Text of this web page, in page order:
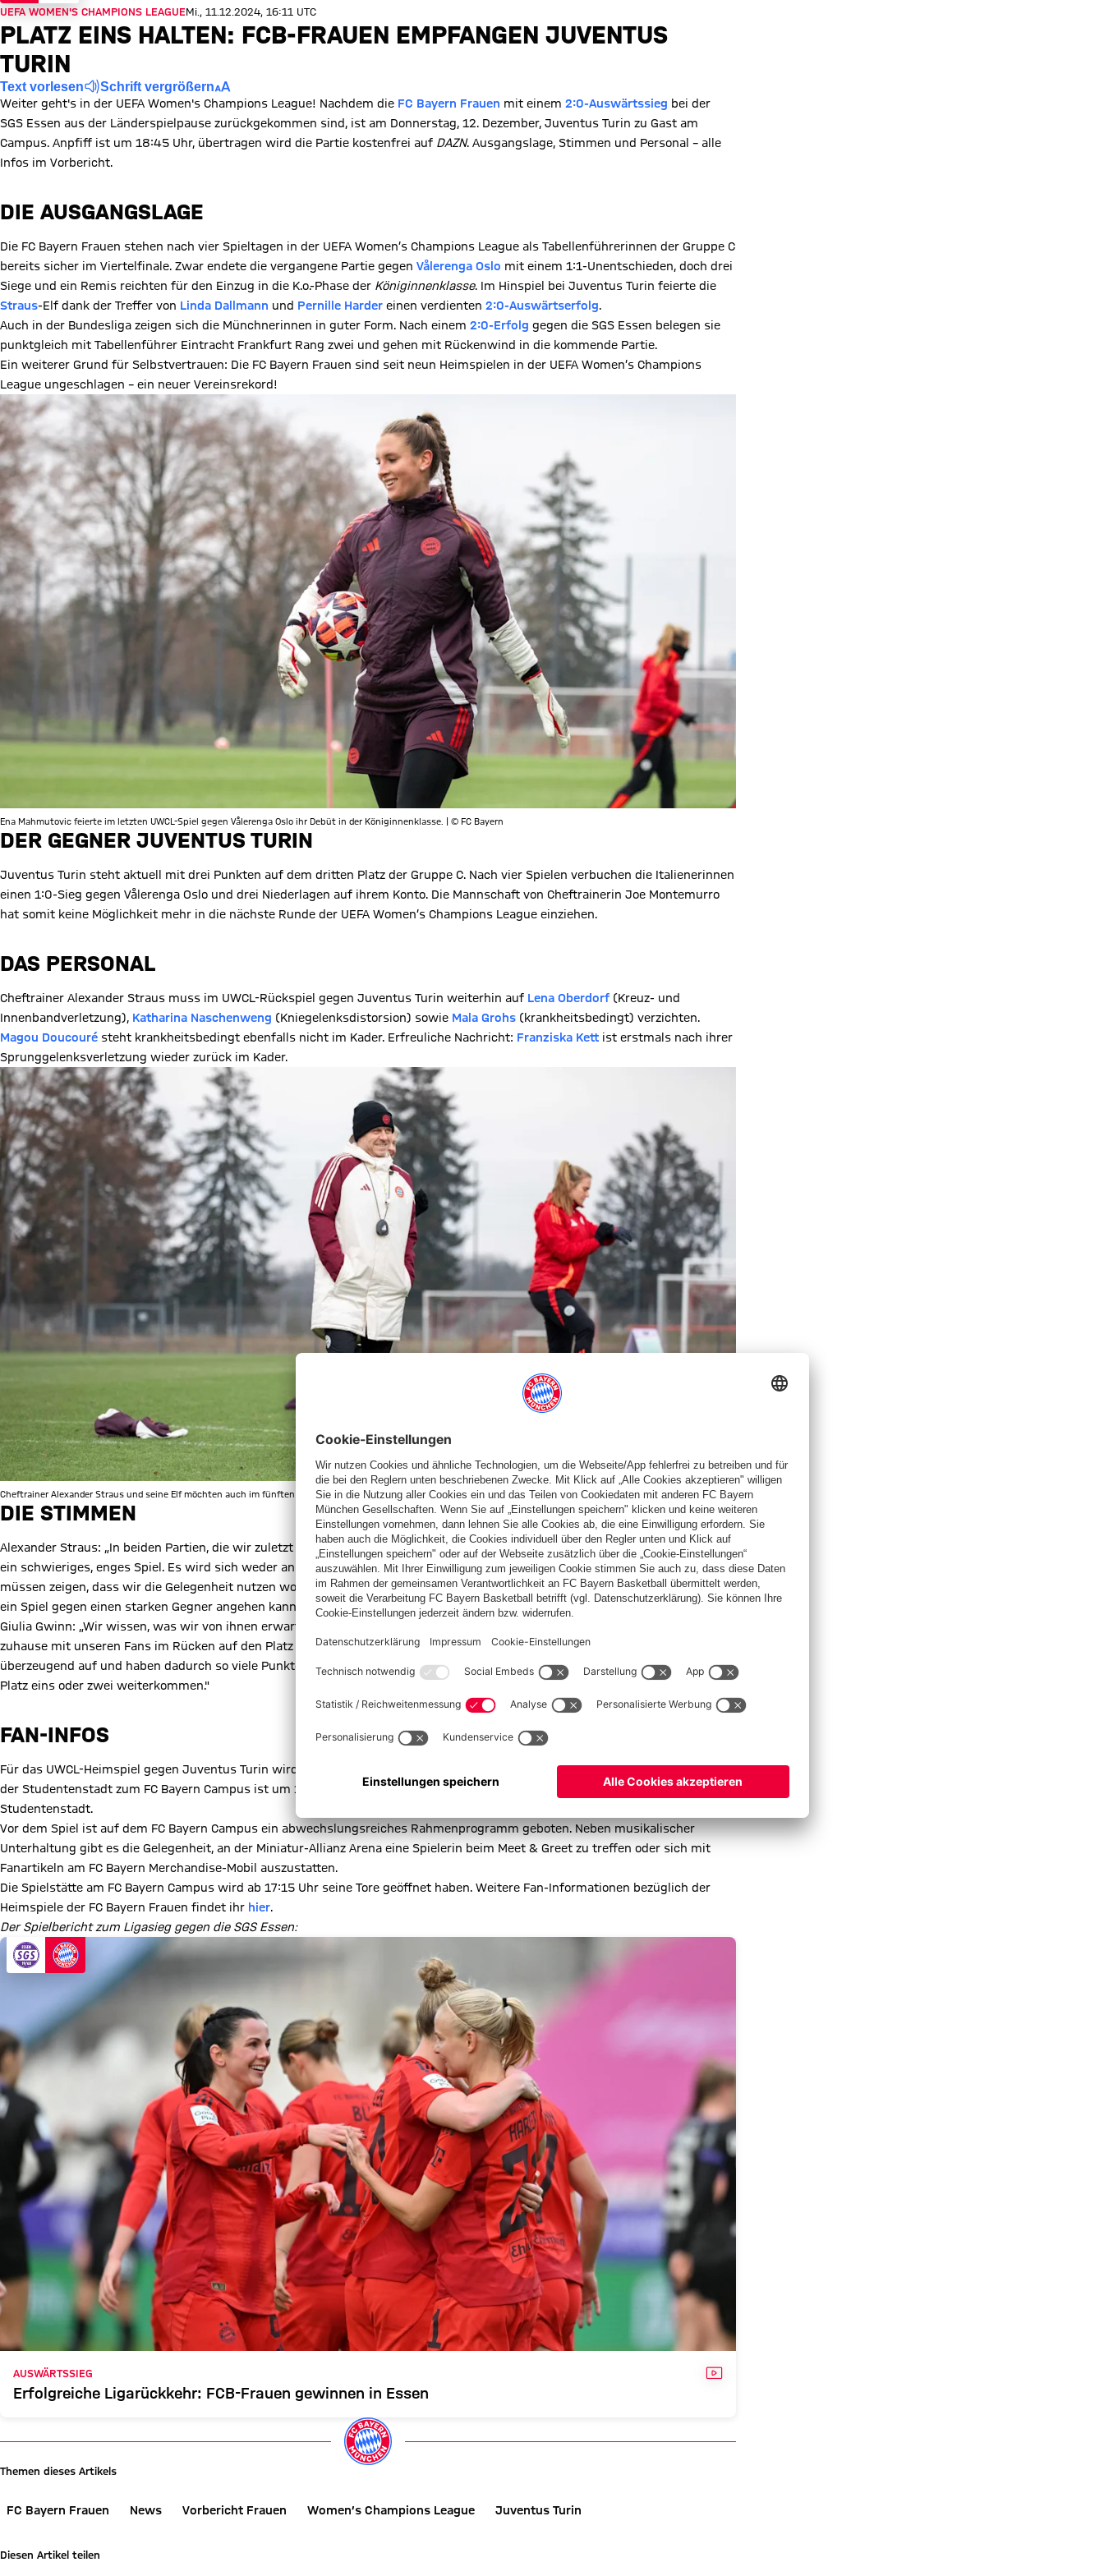
UEFA WOMEN'S CHAMPIONS LEAGUEMi., 11.12.2024, 16:11 UTC
PLATZ EINS HALTEN: FCB-FRAUEN EMPFANGEN JUVENTUS
TURIN
Text vorlesen Schrift vergrößern
Weiter geht's in der UEFA Women's Champions League! Nachdem die FC Bayern Frauen mit einem 2:0-Auswärtssieg bei der
SGS Essen aus der Länderspielpause zurückgekommen sind, ist am Donnerstag, 12. Dezember, Juventus Turin zu Gast am
Campus. Anpfiff ist um 18:45 Uhr, übertragen wird die Partie kostenfrei auf DAZN. Ausgangslage, Stimmen und Personal – alle
Infos im Vorbericht.
DIE AUSGANGSLAGE
Die FC Bayern Frauen stehen nach vier Spieltagen in der UEFA Women’s Champions League als Tabellenführerinnen der Gruppe C
bereits sicher im Viertelfinale. Zwar endete die vergangene Partie gegen Vålerenga Oslo mit einem 1:1-Unentschieden, doch drei
Siege und ein Remis reichten für den Einzug in die K.o.-Phase der Königinnenklasse. Im Hinspiel bei Juventus Turin feierte die
Straus-Elf dank der Treffer von Linda Dallmann und Pernille Harder einen verdienten 2:0-Auswärtserfolg.
Auch in der Bundesliga zeigen sich die Münchnerinnen in guter Form. Nach einem 2:0-Erfolg gegen die SGS Essen belegen sie
punktgleich mit Tabellenführer Eintracht Frankfurt Rang zwei und gehen mit Rückenwind in die kommende Partie.
Ein weiterer Grund für Selbstvertrauen: Die FC Bayern Frauen sind seit neun Heimspielen in der UEFA Women’s Champions
League ungeschlagen – ein neuer Vereinsrekord!
Ena Mahmutovic feierte im letzten UWCL-Spiel gegen Vålerenga Oslo ihr Debüt in der Königinnenklasse. | © FC Bayern
DER GEGNER JUVENTUS TURIN
Juventus Turin steht aktuell mit drei Punkten auf dem dritten Platz der Gruppe C. Nach vier Spielen verbuchen die Italienerinnen
einen 1:0-Sieg gegen Vålerenga Oslo und drei Niederlagen auf ihrem Konto. Die Mannschaft von Cheftrainerin Joe Montemurro
hat somit keine Möglichkeit mehr in die nächste Runde der UEFA Women’s Champions League einziehen.
DAS PERSONAL
Cheftrainer Alexander Straus muss im UWCL-Rückspiel gegen Juventus Turin weiterhin auf Lena Oberdorf (Kreuz- und
Innenbandverletzung), Katharina Naschenweng (Kniegelenksdistorsion) sowie Mala Grohs (krankheitsbedingt) verzichten.
Magou Doucouré steht krankheitsbedingt ebenfalls nicht im Kader. Erfreuliche Nachricht: Franziska Kett ist erstmals nach ihrer
Sprunggelenksverletzung wieder zurück im Kader.
Cheftrainer Alexander Straus und seine Elf möchten auch im fünften UWCL-Spiel ohne eine Niederlage bleiben. | © FC Bayern
DIE STIMMEN
Alexander Straus: „In beiden Partien, die wir zuletzt gegen Juventus gespielt haben, haben wir gut abgeliefert. Es wird trotzdem
ein schwieriges, enges Spiel. Es wird sich weder an unserer noch an der Herangehensweise des Gegners etwas ändern. Wir
müssen zeigen, dass wir die Gelegenheit nutzen wollen, um uns weiterzuentwickeln. Das ist die einzige Möglichkeit, wie man
ein Spiel gegen einen starken Gegner angehen kann.“
Giulia Gwinn: „Wir wissen, was wir von ihnen erwarten können. Der Fokus liegt aber auf uns und unserem Spiel. Wir freuen uns,
zuhause mit unseren Fans im Rücken auf den Platz zu laufen. Wir haben eine gute Position in der Gruppe, treten dominant und
überzeugend auf und haben dadurch so viele Punkte sammeln können, dass wir nun selbst entscheiden können, ob wir auf
Platz eins oder zwei weiterkommen."
FAN-INFOS
Für das UWCL-Heimspiel gegen Juventus Turin wird ein kostenloser Shuttle-Bus-Service für alle Fans angeboten. Abfahrt von
der Studentenstadt zum FC Bayern Campus ist um 17:25 Uhr und 18:05 Uhr. Nach Spielende fährt der Bus zurück zur
Studentenstadt.
Vor dem Spiel ist auf dem FC Bayern Campus ein abwechslungsreiches Rahmenprogramm geboten. Neben musikalischer
Unterhaltung gibt es die Gelegenheit, an der Miniatur-Allianz Arena eine Spielerin beim Meet & Greet zu treffen oder sich mit
Fanartikeln am FC Bayern Merchandise-Mobil auszustatten.
Die Spielstätte am FC Bayern Campus wird ab 17:15 Uhr seine Tore geöffnet haben. Weitere Fan-Informationen bezüglich der
Heimspiele der FC Bayern Frauen findet ihr hier.
Der Spielbericht zum Ligasieg gegen die SGS Essen:
AUSWÄRTSSIEG VIDEO
Erfolgreiche Ligarückkehr: FCB-Frauen gewinnen in Essen
Themen dieses Artikels
FC Bayern Frauen News Vorbericht Frauen Women’s Champions League Juventus Turin
Diesen Artikel teilen